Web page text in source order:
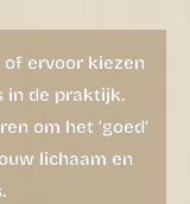
of ervoor kiezen
in de praktijk.
om het ‘goed’
lichaam en